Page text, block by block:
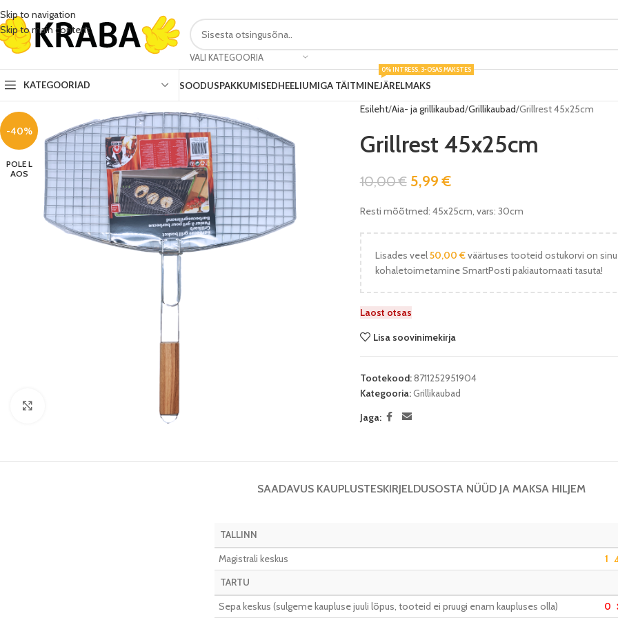
Skip to navigation
Skip to main content
VALI KATEGOORIA
KATEGOORIAD SOODUSPAKKUMISEDHEELIUMIGA TÄITMINEJÄRELMAKS
0% INTRESS, 3-OSAS MAKSTES
-40%
POLE L
AOS
Esileht Aia- ja grillikaubad Grillikaubad Grillrest 45x25cm
Grillrest 45x25cm
10,00€ 5,99€
Resti mõõtmed: 45x25cm, vars: 30cm
Lisades veel50,00 €väärtuses tooteid ostukorvi on
kohaletoimetamine SmartPosti pakiautomaati tasuta!
Laost otsas
Lisa soovinimekirja
Tootekood:8711252951904
Kategooria:Grillikaubad
Jaga:
SAADAVUS KAUPLUSTESKIRJELDUSOSTA NÜÜD JA MAKSA HILJEM
TALLINN
Magistrali keskus
1
TARTU
Sepa keskus (sulgeme kaupluse juuli lõpus, tooteid ei pruugi enam kaupluses olla)
0